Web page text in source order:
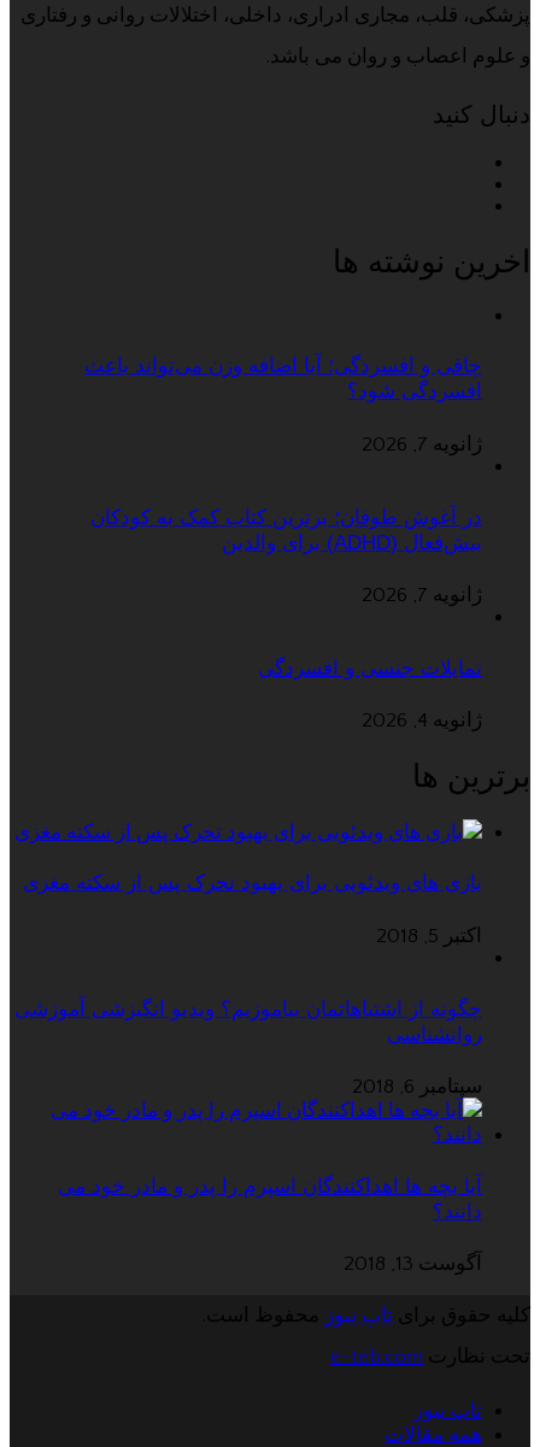
پزشکی، قلب، مجاری ادراری، داخلی، اختلالات روانی و رفتاری
و علوم اعصاب و روان می باشد.
دنبال کنید
اخرین نوشته ها
چاقی و افسردگی؛ آیا اضافه وزن می‌تواند باعث
افسردگی شود؟
ژانویه 7, 2026
در آغوش طوفان؛ برترین کتاب کمک به کودکان
بیش‌فعال (ADHD) برای والدین
ژانویه 7, 2026
تمایلات جنسی و افسردگی
ژانویه 4, 2026
برترین ها
بازی های ویدئویی برای بهبود تحرک پس از سکته مغزی
اکتبر 5, 2018
چگونه از اشتباهاتمان بیاموزیم؟ ویدیو انگیزشی آموزشی
روانشناسی
سپتامبر 6, 2018
آیا بچه ها اهداکنندگان اسپرم را پدر و مادر خود می
دانند؟
آگوست 13, 2018
کلیه حقوق برای تاپ نیوز
محفوظ است.
تحت نظارت e-teb.com
تاپ نیوز
همه مقالات